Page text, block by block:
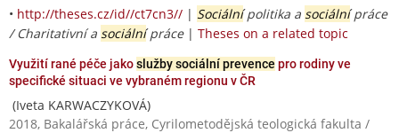
• http://theses.cz/id//ct7cn3// | Sociálnípolitika a sociálnípráce
/ Charitativní a sociálnípráce| Theses on a related topic
Využití rané péče jakoslužby sociální prevence pro rodiny ve
specifické situaci ve vybraném regionu v ČR
(Iveta KARWACZYKOVÁ)
2018, Bakalářská práce, Cyrilometodějská teologická fakulta /